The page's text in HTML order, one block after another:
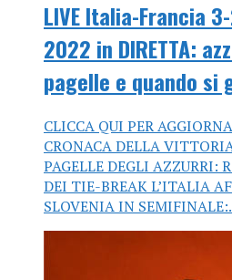
LIVE Italia-Francia
2022 in DIRETTA:
pagelle e quando si
CLICCA QUI PER
CRONACA DELLA
PAGELLE DEGLI AZZURRI:
DEI TIE-BREAK L’ITALIA
SLOVENIA IN